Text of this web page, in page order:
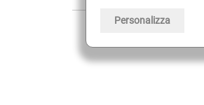
Personalizza